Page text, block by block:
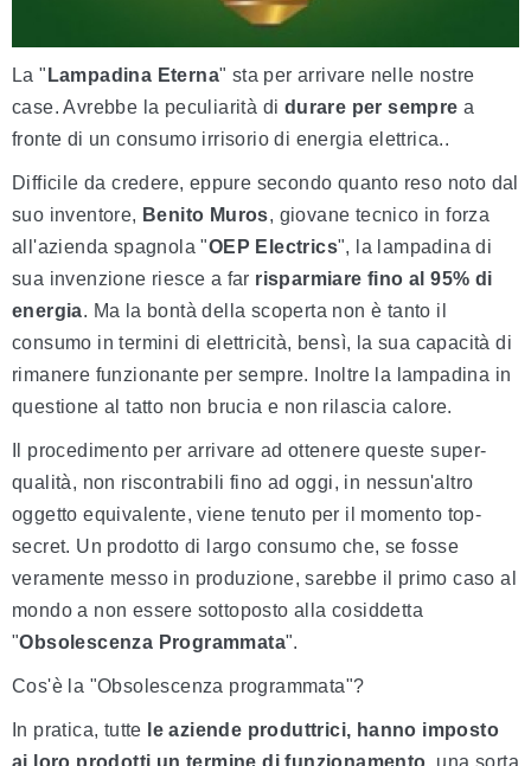
La " Lampadina Eterna" sta per arrivare nelle nostre
case. Avrebbe la peculiarità di durare per sempre a
fronte di un consumo irrisorio di energia elettrica..
Difficile da credere, eppure secondo quanto reso noto dal
suo inventore, Benito Muros, giovane tecnico in forza
all'azienda spagnola "OEP Electrics", la lampadina di
sua invenzione riesce a far risparmiare fino al 95% di
energia. Ma la bontà della scoperta non è tanto il
consumo in termini di elettricità, bensì, la sua capacità di
rimanere funzionante per sempre. Inoltre la lampadina in
questione al tatto non brucia e non rilascia calore.
Il procedimento per arrivare ad ottenere queste super-
qualità, non riscontrabili fino ad oggi, in nessun'altro
oggetto equivalente, viene tenuto per il momento top-
secret. Un prodotto di largo consumo che, se fosse
veramente messo in produzione, sarebbe il primo caso al
mondo a non essere sottoposto alla cosiddetta
"Obsolescenza Programmata".
Cos'è la "Obsolescenza programmata"?
In pratica, tutte le aziende produttrici, hanno imposto
ai loro prodotti un termine di funzionamento , una sorta